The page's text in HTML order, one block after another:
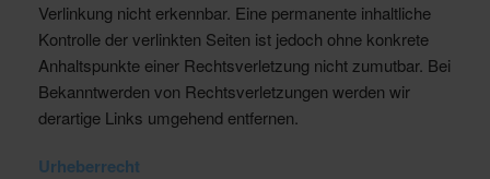
Verlinkung nicht erkennbar. Eine permanente inhaltliche
Kontrolle der verlinkten Seiten ist jedoch ohne konkrete
Anhaltspunkte einer Rechtsverletzung nicht zumutbar. Bei
Bekanntwerden von Rechtsverletzungen werden wir
derartige Links umgehend entfernen.
Urheberrecht